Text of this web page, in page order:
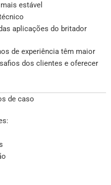
estável
aplicações do britador
de experiência têm maior
dos clientes e oferecer
de caso